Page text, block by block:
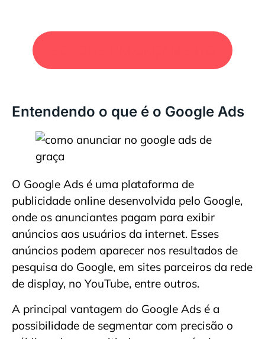
Entendendo o que é o Google Ads
O Google Ads é uma plataforma de
publicidade online desenvolvida pelo Google,
onde os anunciantes pagam para exibir
anúncios aos usuários da internet. Esses
anúncios podem aparecer nos resultados de
pesquisa do Google, em sites parceiros da rede
de display, no YouTube, entre outros.
A principal vantagem do Google Ads é a
possibilidade de segmentar com precisão o